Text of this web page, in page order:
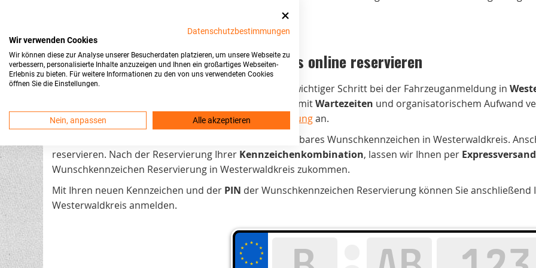
Erfahrungen von Kunden bei Trusted Shops
Wunschkennzeichen in Westerwaldkreis online reservieren
Die Reservierung eines ist ein wichtiger Schritt bei der Fahrzeuganmeldung in
persönlichen Besuch bei der Zulassungsstelle. Dies ist mitWartezeiten und organisatorischem Aufwand
erleichtern, bieten wir eine bequemeOnline-Reservierungan.
finden Sie sofort ein verfügbares Wunschkennzeichen in Westerwaldkreis.
reservieren. Nach der Reservierung Ihrer Kennzeichenkombination, lassen wir Ihnen per Expressversand
Wunschkennzeichen Reservierung in Westerwaldkreis zukommen.
Mit Ihren neuen Kennzeichen und der PIN der Wunschkennzeichen Reservierung können Sie
Westerwaldkreis anmelden.
Datenschutzbestimmungen
Wir verwenden Cookies
Wir können diese zur Analyse unserer Besucherdaten platzieren, um unsere Webseite zu
verbessern, personalisierte Inhalte anzuzeigen und Ihnen ein großartiges Webseiten-
Erlebnis zu bieten. Für weitere Informationen zu den von uns verwendeten Cookies
öffnen Sie die Einstellungen.
Nein, anpassen Alle akzeptieren